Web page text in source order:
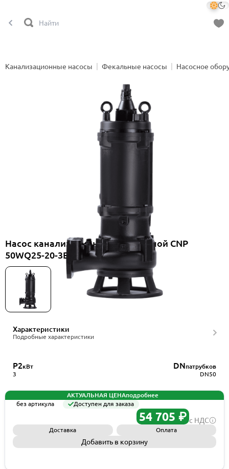
Канализационные насосы Фекальные насосы Насосное
Насос канализационный погружной CNP
50WQ25-20-3ES(I)
Характеристики
Подробные характеристики
P2кВт
3
DNпатрубков
DN50
АКТУАЛЬНАЯ ЦЕНАподробнее
без артикула
Доступен для заказа
54 705 ₽ с НДС
Доставка Оплата
Добавить в корзину